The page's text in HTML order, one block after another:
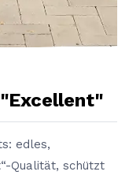
edles,
Qualität, schützt